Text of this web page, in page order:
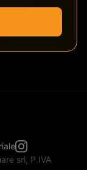
srl, P.IVA